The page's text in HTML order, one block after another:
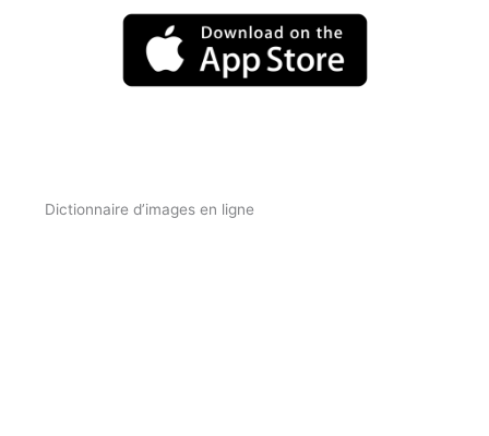
Dictionnaire d’images en ligne